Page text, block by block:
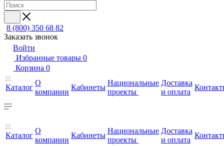
8 (800) 350 68 82
Заказать звонок
Войти
Избранные товары 0
Корзина 0
Каталог
О
компании
Кабинеты
Национальные
проекты
Доставка
и оплата
Каталог
О
компании
Кабинеты
Национальные
проекты
Доставка
и оплата